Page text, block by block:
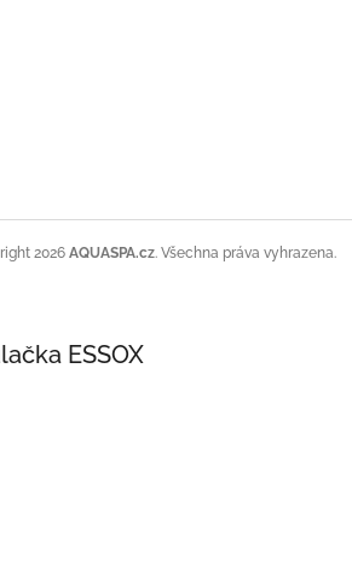
2026 AQUASPA.cz. Všechna práva vyhrazena.
ESSOX